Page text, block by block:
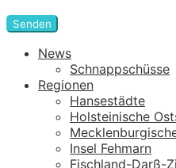
Senden
News
Schnappschüsse
Regionen
Hansestädte
Holsteinische
Insel Fehmarn
Fischland-Darß-